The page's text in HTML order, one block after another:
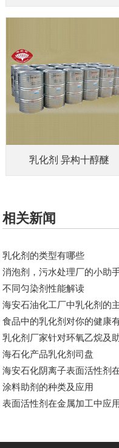
乳化剂 异构十醇醚
相关新闻
乳化剂的类型有哪些
消泡剂，污水处理厂的小助
不同匀染剂性能解读
海安石油化工厂中乳化剂的
食品中的乳化剂对你的健康
乳化剂厂家针对​环氧乙烷及
海石化产品乳化剂司盘
海安石化阴离子表面活性剂
涂料助剂的种类及应用
表面活性剂在金属加工中应